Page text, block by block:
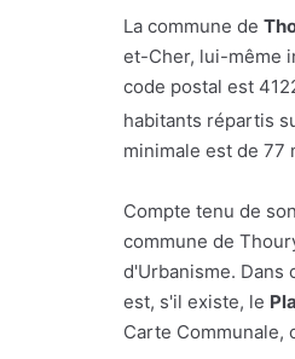
La commune de
et-Cher, lui-même
code postal est
habitants répartis
minimale est de 77
Compte tenu de
commune de
d'Urbanisme. Dans
est, s'il existe, le
Carte Communale,